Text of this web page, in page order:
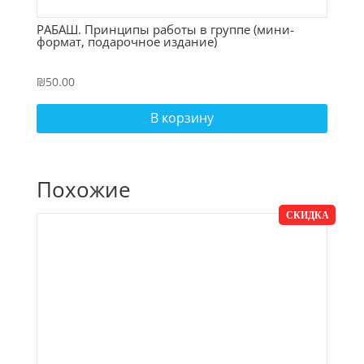
РАБАШ. Принципы работы в группе (мини-
формат, подарочное издание)
₪50.00
В корзину
Похожие
СКИДКА